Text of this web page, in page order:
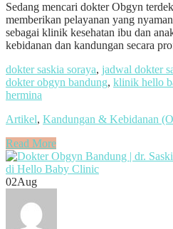
Sedang mencari dokter Obgyn
memberikan pelayanan yang
sebagai klinik kesehatan ibu dan
kebidanan dan kandungan secara
dokter saskia soraya, jadwal dokter
dokter obgyn bandung, klinik hello
hermina
Artikel, Kandungan & Kebidanan
Read More
02Aug